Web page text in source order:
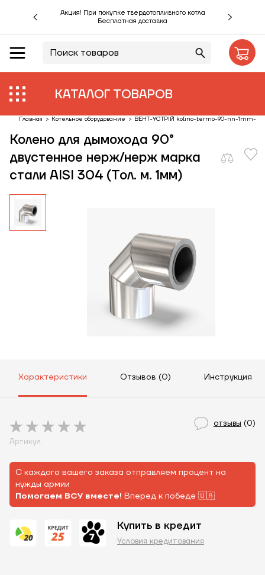
Акция! При покупке твердотопливного котла
Бесплатная доставка
КАТАЛОГ ТОВАРОВ
Акции %
Производители
Объекты
Монтаж
Клиентам
Статьи
Контакты
Главная > Котельное оборудование > ВЕНТ-УСТРІЙ kolino-termo-90-nn-1mm-
Колено для дымохода 90°
двустенное нерж/нерж марка
стали AISI 304 (Тол. м. 1мм)
Характеристики Отзывов (0) Инструкция
отзывы (0)
Артикул
С каждого вашего заказа отправляем процент на
нужды армии
Помогаем ВСУ вместе! Вперед к победе 🇺🇦
Купить в кредит
Условия кредитования